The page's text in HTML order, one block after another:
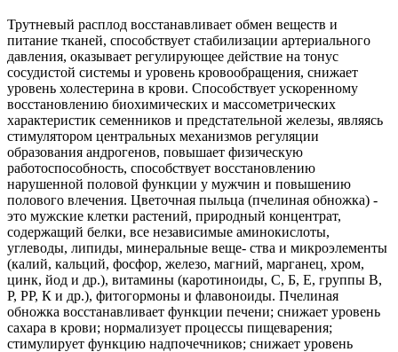
Трутневый расплод восстанавливает обмен веществ и
питание тканей, способствует стабилизации артериального
давления, оказывает регулирующее действие на тонус
сосудистой системы и уровень кровообращения, снижает
уровень холестерина в крови. Способствует ускоренному
восстановлению биохимических и массометрических
характеристик семенников и предстательной железы, являясь
стимулятором центральных механизмов регуляции
образования андрогенов, повышает физическую
работоспособность, способствует восстановлению
нарушенной половой функции у мужчин и повышению
полового влечения. Цветочная пыльца (пчелиная обножка) -
это мужские клетки растений, природный концентрат,
содержащий белки, все независимые аминокислоты,
углеводы, липиды, минеральные веще- ства и микроэлементы
(калий, кальций, фосфор, железо, магний, марганец, хром,
цинк, йод и др.), витамины (каротиноиды, С, Б, Е, группы В,
Р, РР, К и др.), фитогормоны и флавоноиды. Пчелиная
обножка восстанавливает функции печени; снижает уровень
сахара в крови; нормализует процессы пищеварения;
стимулирует функцию надпочечников; снижает уровень